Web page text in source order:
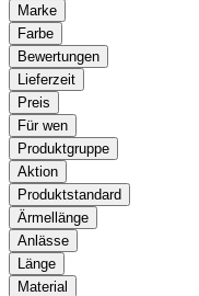
Marke
Farbe
Bewertungen
Lieferzeit
Preis
Für wen
Produktgruppe
Aktion
Produktstandard
Ärmellänge
Anlässe
Länge
Material